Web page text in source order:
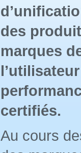
des
marques
certifiés.
Au cours